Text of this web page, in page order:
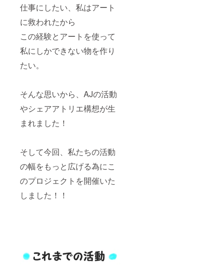
仕事にしたい、私はアート
に救われたから
この経験とアートを使って
私にしかできない物を作り
たい。
そんな思いから、AJの活動
やシェアアトリエ構想が生
まれました！
そして今回、私たちの活動
の幅をもっと広げる為にこ
のプロジェクトを開催いた
しました！！